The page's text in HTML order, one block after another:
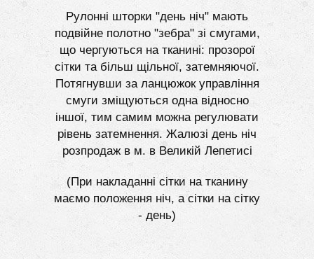
Рулонні шторки "день ніч" мають
подвійне полотно "зебра" зі смугами,
що чергуються на тканині: прозорої
сітки та більш щільної, затемняючої.
Потягнувши за ланцюжок управління
смуги зміщуються одна відносно
іншої, тим самим можна регулювати
рівень затемнення. Жалюзі день ніч
розпродаж в м. в Великій Лепетисі
(При накладанні сітки на тканину
маємо положення ніч, а сітки на сітку
- день)